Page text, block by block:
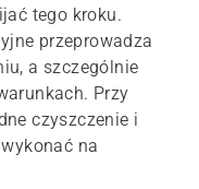
tego kroku.
przeprowadza
a szczególnie
Przy
czyszczenie i
na